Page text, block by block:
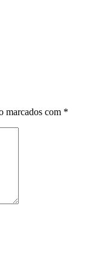
marcados com *